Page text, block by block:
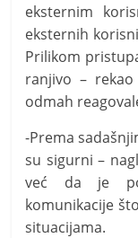
eksternim
eksternih
Prilikom
ranjivo –
odmah
-Prema
su sigurni –
već da je po
komunikacije
situacijama.